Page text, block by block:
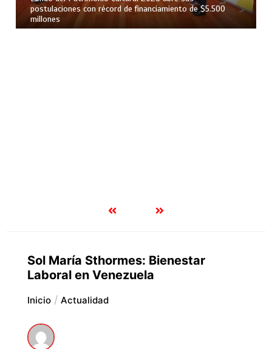
postulaciones con récord de financiamiento de $5.500
millones
Sol María Sthormes: Bienestar
Laboral en Venezuela
Inicio Actualidad